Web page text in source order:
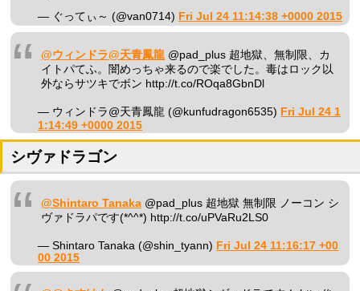
— ぐってぃ～ (@van0714) Fri Jul 24 11:14:38 +0000 2015
@ウィンドラ@天青鳳龍 @pad_plus 超地獄、無制限、カ
イトパてふ。闇めっちゃ来るので楽でした。毒はロック以
外ならサツキでボン http://t.co/ROqa8GbnDl
— ウィンドラ@天青鳳龍 (@kunfudragon6535) Fri Jul 24 1
1:14:49 +0000 2015
シヴァドラゴン
@Shintaro Tanaka @pad_plus 超地獄 無制限 ノーコン シ
ヴァドラパです(*^^*) http://t.co/uPVaRu2LS0
— Shintaro Tanaka (@shin_tyann) Fri Jul 24 11:16:17 +00
00 2015